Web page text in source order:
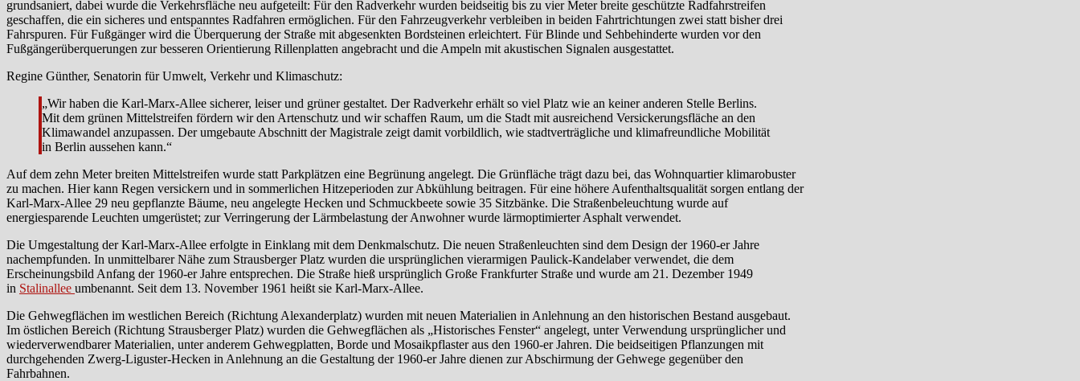
grundsaniert, dabei wurde die Verkehrsfläche neu aufgeteilt: Für den Radverkehr wurden beidseitig bis zu vier Meter breite geschützte Radfahrstreifen
geschaffen, die ein sicheres und entspanntes Radfahren ermöglichen. Für den Fahrzeugverkehr verbleiben in beiden Fahrtrichtungen zwei statt bisher drei
Fahrspuren. Für Fußgänger wird die Überquerung der Straße mit abgesenkten Bordsteinen erleichtert. Für Blinde und Sehbehinderte wurden vor den
Fußgängerüberquerungen zur besseren Orientierung Rillenplatten angebracht und die Ampeln mit akustischen Signalen ausgestattet.
Regine Günther, Senatorin für Umwelt, Verkehr und Klimaschutz:
„Wir haben die Karl-Marx-Allee sicherer, leiser und grüner gestaltet. Der Radverkehr erhält so viel Platz wie an keiner anderen Stelle Berlins.
Mit dem grünen Mittelstreifen fördern wir den Artenschutz und wir schaffen Raum, um die Stadt mit ausreichend Versickerungsfläche an den
Klimawandel anzupassen. Der umgebaute Abschnitt der Magistrale zeigt damit vorbildlich, wie stadtverträgliche und klimafreundliche Mobilität
in Berlin aussehen kann.“
Auf dem zehn Meter breiten Mittelstreifen wurde statt Parkplätzen eine Begrünung angelegt. Die Grünfläche trägt dazu bei, das Wohnquartier klimarobuster
zu machen. Hier kann Regen versickern und in sommerlichen Hitzeperioden zur Abkühlung beitragen. Für eine höhere Aufenthaltsqualität sorgen entlang der
Karl-Marx-Allee 29 neu gepflanzte Bäume, neu angelegte Hecken und Schmuckbeete sowie 35 Sitzbänke. Die Straßenbeleuchtung wurde auf
energiesparende Leuchten umgerüstet; zur Verringerung der Lärmbelastung der Anwohner wurde lärmoptimierter Asphalt verwendet.
Die Umgestaltung der Karl-Marx-Allee erfolgte in Einklang mit dem Denkmalschutz. Die neuen Straßenleuchten sind dem Design der 1960-er Jahre
nachempfunden. In unmittelbarer Nähe zum Strausberger Platz wurden die ursprünglichen vierarmigen Paulick-Kandelaber verwendet, die dem
Erscheinungsbild Anfang der 1960-er Jahre entsprechen. Die Straße hieß ursprünglich Große Frankfurter Straße und wurde am 21. Dezember 1949
in Stalinallee umbenannt. Seit dem 13. November 1961 heißt sie Karl-Marx-Allee.
Die Gehwegflächen im westlichen Bereich (Richtung Alexanderplatz) wurden mit neuen Materialien in Anlehnung an den historischen Bestand ausgebaut.
Im östlichen Bereich (Richtung Strausberger Platz) wurden die Gehwegflächen als „Historisches Fenster“ angelegt, unter Verwendung ursprünglicher und
wiederverwendbarer Materialien, unter anderem Gehwegplatten, Borde und Mosaikpflaster aus den 1960-er Jahren. Die beidseitigen Pflanzungen mit
durchgehenden Zwerg-Liguster-Hecken in Anlehnung an die Gestaltung der 1960-er Jahre dienen zur Abschirmung der Gehwege gegenüber den
Fahrbahnen.